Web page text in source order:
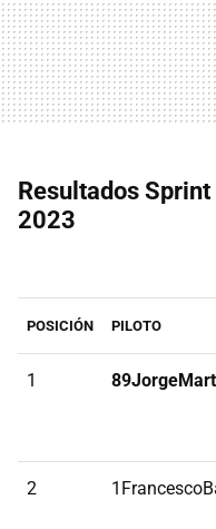
Resultados
2023
POSICIÓN PILOTO
1
2